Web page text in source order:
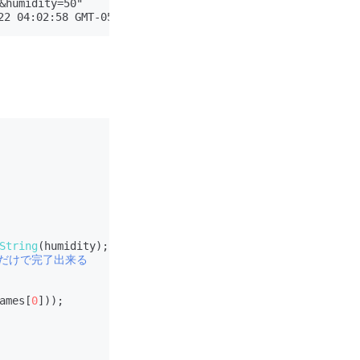
GMT-0500 (アメリカ東部標準時)
String (humidity);
けで完了出来る
0]));